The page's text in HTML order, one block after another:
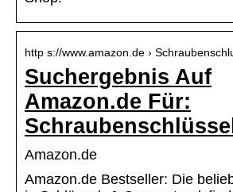
http s://www.amazon.de ›
Suchergebnis Auf
Amazon.de Für:
Schraubenschlüssel
Amazon.de
Amazon.de Bestseller: Die